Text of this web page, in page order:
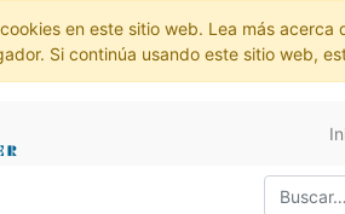
en este sitio web. Lea más acerca
Si continúa usando este sitio web,